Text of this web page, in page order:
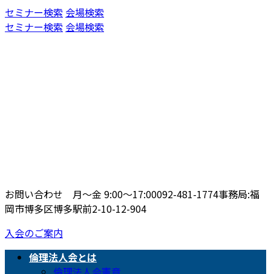
コ
ン
ナ
ビ
セミナー検索 会場検索
セミナー検索 会場検索
お問い合わせ 月〜金 9:00〜17:00092-481-1774事務局:福
岡市博多区博多駅前2-10-12-904
入会のご案内
倫理法人会とは